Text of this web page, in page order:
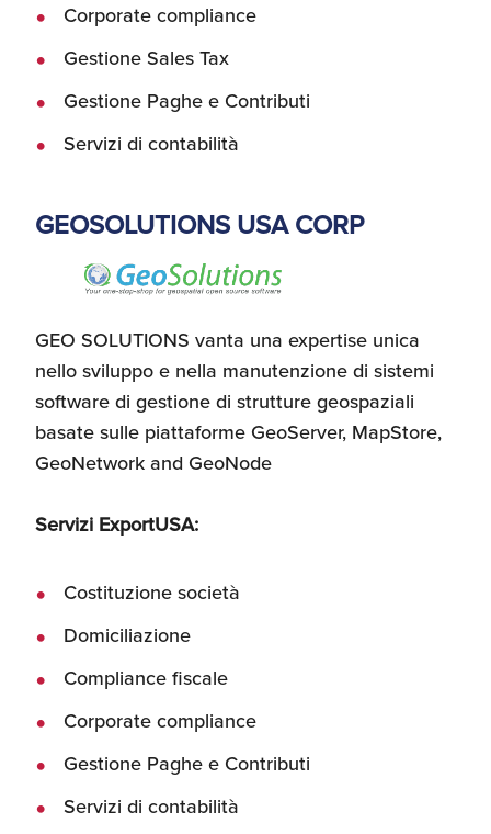
Corporate compliance
Gestione Sales Tax
Gestione Paghe e Contributi
Servizi di contabilità
GEOSOLUTIONS USA CORP
GEO SOLUTIONS vanta una expertise unica
nello sviluppo e nella manutenzione di sistemi
software di gestione di strutture geospaziali
basate sulle piattaforme GeoServer, MapStore,
GeoNetwork and GeoNode
Servizi ExportUSA:
Costituzione società
Domiciliazione
Compliance fiscale
Corporate compliance
Gestione Paghe e Contributi
Servizi di contabilità